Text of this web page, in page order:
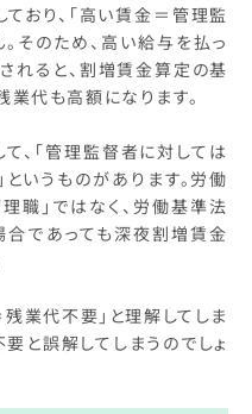
おり、「高い賃金＝管理監
そのため、高い給与を払っ
れると、割増賃金算定の基
業代も高額になります。
、「管理監督者に対しては
いうものがあります。労働
職」ではなく、労働基準法
合であっても深夜割増賃金
業代不要」と理解してしま
と誤解してしまうのでしょ